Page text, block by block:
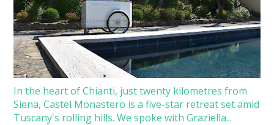
In the heart of Chianti, just twenty kilometres from
Siena, Castel Monastero is a five-star retreat set amid
Tuscany's rolling hills. We spoke with Graziella...